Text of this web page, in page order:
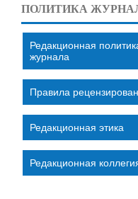
ПОЛИТИКА
Редакционная
журнала
Правила
Редакционная этика
Редакционная